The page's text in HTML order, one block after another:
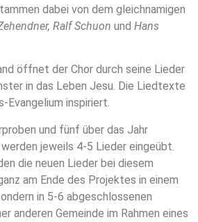
dabei von dem gleichnamigen
Ralf Schuon und Hans
öffnet der Chor durch seine Lieder
in das Leben Jesu. Die Liedtexte
Evangelium inspiriert.
und fünf über das Jahr
jeweils 4-5 Lieder eingeübt.
die neuen Lieder bei diesem
am Ende des Projektes in einem
in 5-6 abgeschlossenen
anderen Gemeinde im Rahmen eines